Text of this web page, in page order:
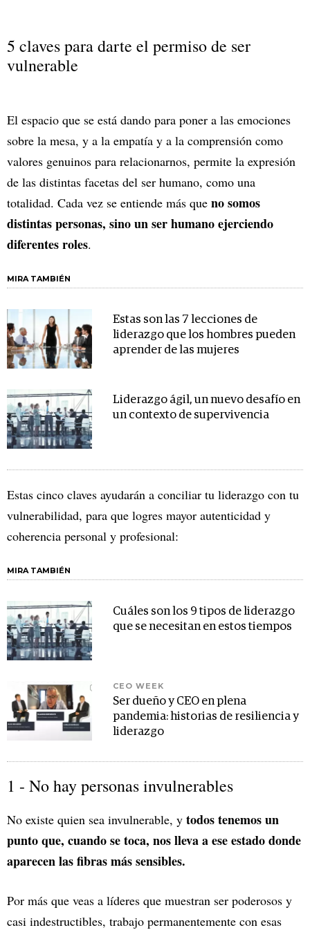
5 claves para darte el permiso de ser
vulnerable
El espacio que se está dando para poner a las emociones
sobre la mesa, y a la empatía y a la comprensión como
valores genuinos para relacionarnos, permite la expresión
de las distintas facetas del ser humano, como una
totalidad. Cada vez se entiende más que no somos
distintas personas, sino un ser humano ejerciendo
diferentes roles.
MIRA TAMBIÉN
Estas son las 7 lecciones de
liderazgo que los hombres pueden
aprender de las mujeres
Liderazgo ágil, un nuevo desafío en
un contexto de supervivencia
Estas cinco claves ayudarán a conciliar tu liderazgo con tu
vulnerabilidad, para que logres mayor autenticidad y
coherencia personal y profesional:
MIRA TAMBIÉN
Cuáles son los 9 tipos de liderazgo
que se necesitan en estos tiempos
CEO WEEK
Ser dueño y CEO en plena
pandemia: historias de resiliencia y
liderazgo
1 - No hay personas invulnerables
No existe quien sea invulnerable, y todos tenemos un
punto que, cuando se toca, nos lleva a ese estado donde
aparecen las fibras más sensibles.
Por más que veas a líderes que muestran ser poderosos y
casi indestructibles, trabajo permanentemente con esas